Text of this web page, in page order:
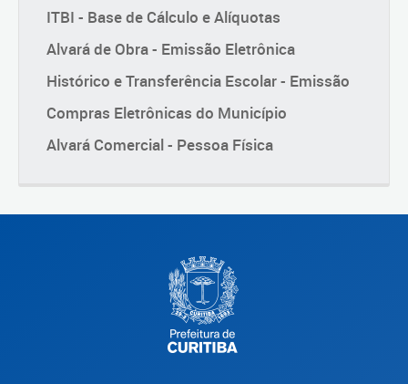
ITBI - Base de Cálculo e Alíquotas
Alvará de Obra - Emissão Eletrônica
Histórico e Transferência Escolar - Emissão
Compras Eletrônicas do Município
Alvará Comercial - Pessoa Física